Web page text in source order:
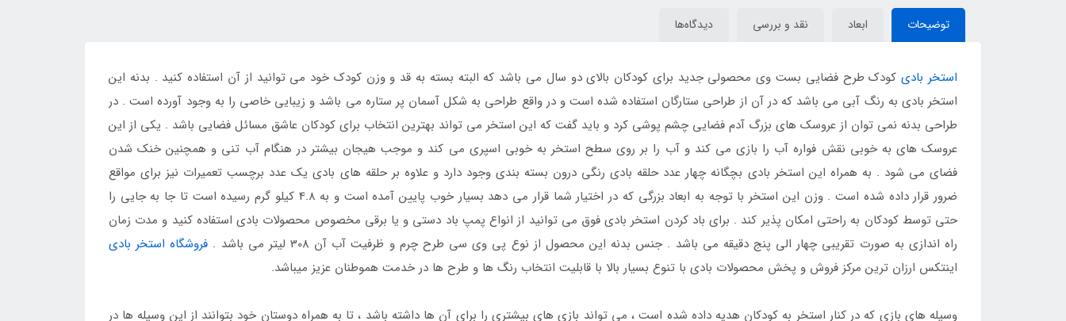
توضیحات ابعاد نقد و بررسی دیدگاه‌ها
استخر بادیکودک طرح فضایی بست وی محصولی جدید برای کودکان بالای دو سال می باشد که البته بسته به قد و وزن کودک خود می توانید از آن استفاده کنید . بدنه این
استخر بادی به رنگ آبی می باشد که در آن از طراحی ستارگان استفاده شده است و در واقع طراحی به شکل آسمان پر ستاره می باشد و زیبایی خاصی را به وجود آورده است . در
طراحی بدنه نمی توان از عروسک های بزرگ آدم فضایی چشم پوشی کرد و باید گفت که این استخر می تواند بهترین انتخاب برای کودکان عاشق مسائل فضایی باشد . یکی از این
عروسک های به خوبی نقش فواره آب را بازی می کند و آب را بر روی سطح استخر به خوبی اسپری می کند و موجب هیجان بیشتر در هنگام آب تنی و همچنین خنک شدن
فضای می شود . به همراه این استخر بادی بچگانه چهار عدد حلقه بادی رنگی درون بسته بندی وجود دارد و علاوه بر حلقه های بادی یک عدد برچسب تعمیرات نیز برای مواقع
ضرور قرار داده شده است . وزن این استخر با توجه به ابعاد بزرگی که در اختیار شما قرار می دهد بسیار خوب پایین آمده است و به 4.8 کیلو گرم رسیده است تا جا به جایی را
حتی توسط کودکان به راحتی امکان پذیر کند . برای باد کردن استخر بادی فوق می توانید از انواع پمپ باد دستی و یا برقی مخصوص محصولات بادی استفاده کنید و مدت زمان
راه اندازی به صورت تقریبی چهار الی پنج دقیقه می باشد . جنس بدنه این محصول از نوع پی وی سی طرح چرم و ظرفیت آب آن 308 لیتر می باشد .
فروشگاه استخر بادی
اینتکس ارزان ترین مرکز فروش و پخش محصولات بادی با تنوع بسیار بالا با قابلیت انتخاب رنگ ها و طرح ها در خدمت هموطنان عزیز میباشد.
وسیله های بازی که در کنار استخر به کودکان هدیه داده شده است ، می تواند بازی های بیشتری را برای آن ها داشته باشد ، تا به همراه دوستان خود بتوانند از این وسیله ها در